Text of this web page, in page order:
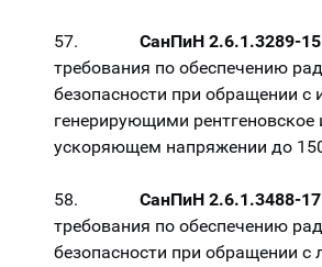
57. СанПиН 2.6.1.3289-15
требования по обеспечению
безопасности при обращении с
генерирующими рентгеновское
ускоряющем напряжении до
58. СанПиН 2.6.1.3488-17
требования по обеспечению
безопасности при обращении с